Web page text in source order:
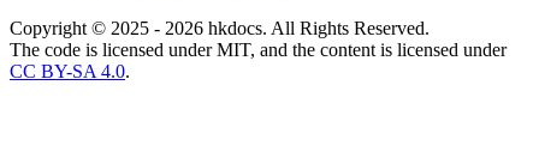
Copyright © 2025 - 2026 hkdocs. All Rights Reserved.
The code is licensed under MIT, and the content is licensed under
CC BY-SA 4.0.